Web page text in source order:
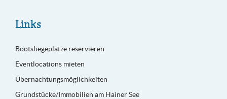
Links
Bootsliegeplätze reservieren
Eventlocations mieten
Übernachtungsmöglichkeiten
Grundstücke/Immobilien am Hainer See